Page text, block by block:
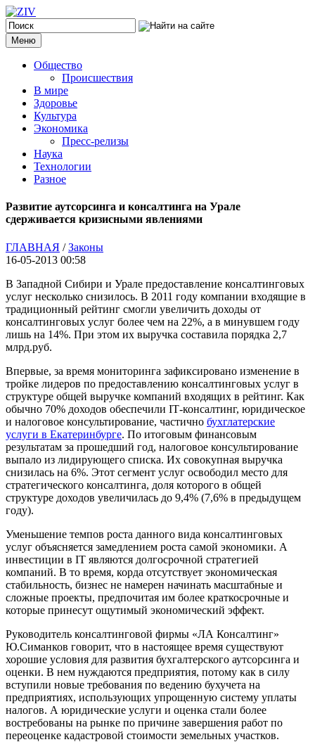
Меню
Общество
Происшествия
В мире
Здоровье
Культура
Экономика
Пресс-релизы
Наука
Технологии
Разное
Развитие аутсорсинга и консалтинга на Урале
сдерживается кризисными явлениями
ГЛАВНАЯ /Законы
16-05-2013 00:58
В Западной Сибири и Урале предоставление консалтинговых
услуг несколько снизилось. В 2011 году компании входящие в
традиционный рейтинг смогли увеличить доходы от
консалтинговых услуг более чем на 22%, а в минувшем году
лишь на 14%. При этом их выручка составила порядка 2,7
млрд.руб.
Впервые, за время мониторинга зафиксировано изменение в
тройке лидеров по предоставлению консалтинговых услуг в
структуре общей выручке компаний входящих в рейтинг. Как
обычно 70% доходов обеспечили ІТ-консалтинг, юридическое
и налоговое консультирование, частично бухглатерские
услуги в Екатеринбурге. По итоговым финансовым
результатам за прошедший год, налоговое консультирование
выпало из лидирующего списка. Их совокупная выручка
снизилась на 6%. Этот сегмент услуг освободил место для
стратегического консалтинга, доля которого в общей
структуре доходов увеличилась до 9,4% (7,6% в предыдущем
году).
Уменьшение темпов роста данного вида консалтинговых
услуг объясняется замедлением роста самой экономики. А
инвестиции в ІТ являются долгосрочной стратегией
компаний. В то время, корда отсутствует экономическая
стабильность, бизнес не намерен начинать масштабные и
сложные проекты, предпочитая им более краткосрочные и
которые принесут ощутимый экономический эффект.
Руководитель консалтинговой фирмы «ЛА Консалтинг»
Ю.Симанков говорит, что в настоящее время существуют
хорошие условия для развития бухгалтерского аутсорсинга и
оценки. В нем нуждаются предприятия, потому как в силу
вступили новые требования по ведению бухучета на
предприятиях, использующих упрощенную систему уплаты
налогов. А юридические услуги и оценка стали более
востребованы на рынке по причине завершения работ по
переоценке кадастровой стоимости земельных участков.